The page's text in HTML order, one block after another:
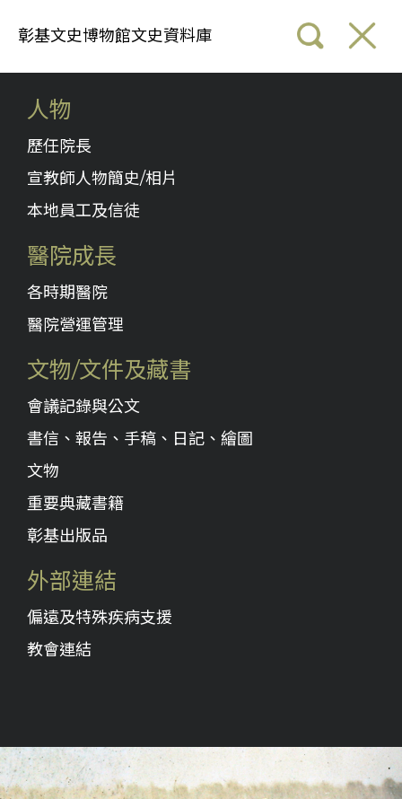
彰基文史博物館文史資料庫
人物
歷任院長
宣教師人物簡史/相片
本地員工及信徒
醫院成長
各時期醫院
醫院營運管理
文物/文件及藏書
會議記錄與公文
書信、報告、手稿、日記、繪圖
文物
重要典藏書籍
彰基出版品
外部連結
偏遠及特殊疾病支援
教會連結